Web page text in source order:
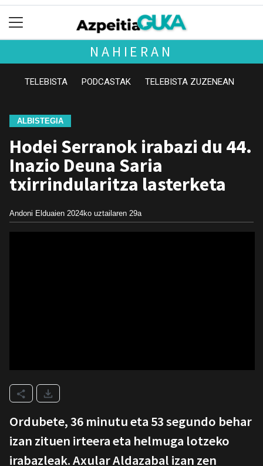
NAHIERAN
TELEBISTA PODCASTAK TELEBISTA ZUZENEAN
ALBISTEGIA
Hodei Serranok irabazi du 44.
Inazio Deuna Saria
txirrindularitza lasterketa
Andoni Elduaien 2024ko uztailaren 29a
Ordubete, 36 minutu eta 53 segundo behar
izan zituen irteera eta helmuga lotzeko
irabazleak. Axular Aldazabal izan zen